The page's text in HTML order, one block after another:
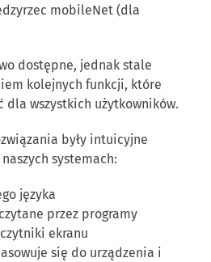
mobileNet (dla
dostępne, jednak stale
kolejnych funkcji, które
dla wszystkich użytkowników.
były intuicyjne
systemach:
języka
przez programy
ekranu
się do urządzenia i